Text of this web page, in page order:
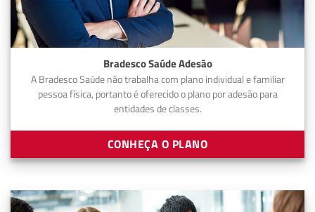
Bradesco Saúde Adesão
A Bradesco Saúde não trabalha com plano individual e familiar
pessoa física, portanto é oferecido o plano por adesão para
entidades de classes.
CONHEÇA O PLANO